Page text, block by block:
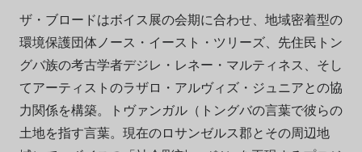
ザ・ブロードはボイス展の会期に合わせ、地域密着型の
環境保護団体ノース・イースト・ツリーズ、先住民トン
グバ族の考古学者デジレ・レネー・マルティネス、そし
てアーティストのラザロ・アルヴィズ・ジュニアとの協
力関係を構築。トヴァンガル（トングバの言葉で彼らの
土地を指す言葉。現在のロサンゼルス郡とその周辺地